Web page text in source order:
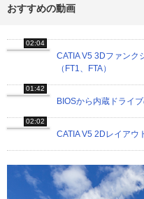
おすすめの動画
02:04
CATIA V5 3Dファンク
（FT1、FTA）
01:42
BIOSから内蔵ドライ
02:02
CATIA V5 2Dレイアウ